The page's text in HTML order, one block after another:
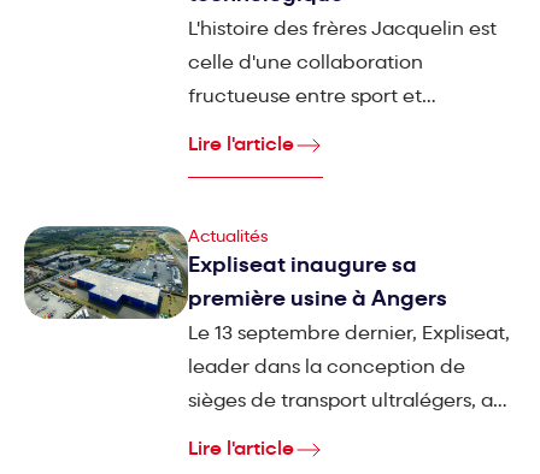
L'histoire des frères Jacquelin est
celle d'une collaboration
fructueuse entre sport et
sur les pistes de biathlon que dans
les ateliers de fabrication. Ils
étaient sur Global Industrie 2024
pour témoigner.
Lire l'article
Actualités
Expliseat inaugure sa
première usine à Angers
Le 13 septembre dernier, Expliseat,
leader dans la conception de
sièges de transport ultralégers, a
Lire l'article